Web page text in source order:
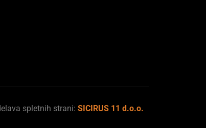
spletnih strani: SICIRUS 11 d.o.o.